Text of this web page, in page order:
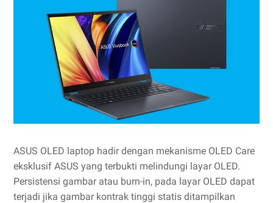
ASUS OLED laptop hadir dengan mekanisme OLED Care
eksklusif ASUS yang terbukti melindungi layar OLED.
Persistensi gambar atau burn-in, pada layar OLED dapat
terjadi jika gambar kontrak tinggi statis ditampilkan